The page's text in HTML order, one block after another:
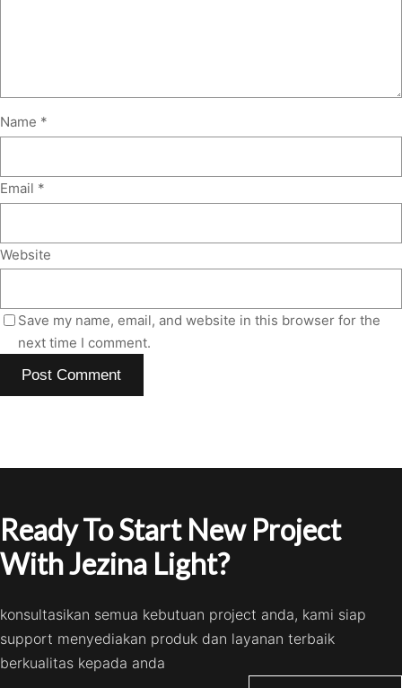
Name *
Email *
Website
Save my name, email, and website in this browser for the
next time I comment.
Ready To Start New Project
With Jezina Light?
konsultasikan semua kebutuan project anda, kami siap
support menyediakan produk dan layanan terbaik
berkualitas kepada anda